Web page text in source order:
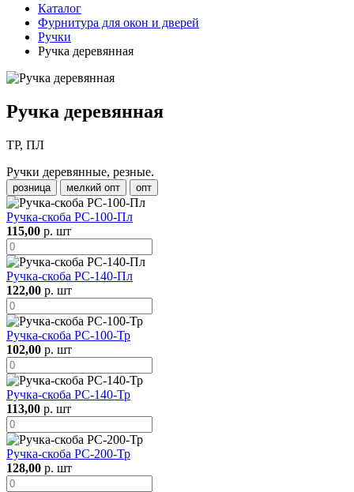
Каталог
Фурнитура для окон и дверей
Ручки
Ручка деревянная
Ручка деревянная
ТР, ПЛ
Ручки деревянные, резные.
розница мелкий опт опт
Ручка-скоба РС-100-Пл
115,00 р. шт
Ручка-скоба РС-140-Пл
122,00 р. шт
Ручка-скоба РС-100-Тр
102,00 р. шт
Ручка-скоба РС-140-Тр
113,00 р. шт
Ручка-скоба РС-200-Тр
128,00 р. шт